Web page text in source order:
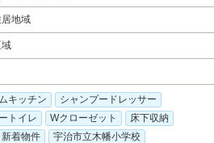
地域
キッチン
シャンプードレッサー
トイレ
Wクローゼット
床下収納
新着物件
宇治市立木幡小学校